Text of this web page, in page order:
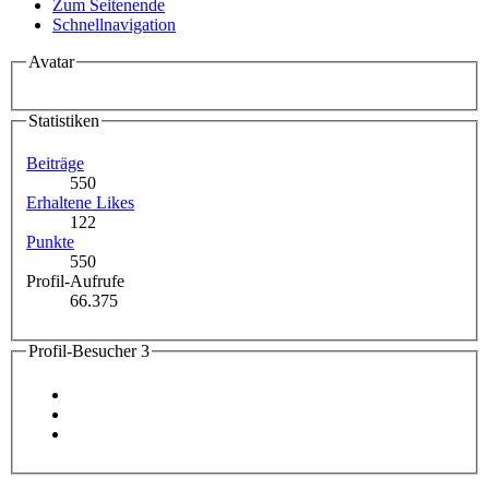
Zum Seitenende
Schnellnavigation
Avatar
Statistiken
Beiträge
550
Erhaltene Likes
122
Punkte
550
Profil-Aufrufe
66.375
Profil-Besucher3